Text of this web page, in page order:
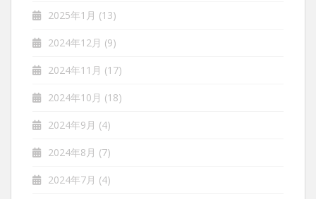
2025年1月 (13)
2024年12月 (9)
2024年11月 (17)
2024年10月 (18)
2024年9月 (4)
2024年8月 (7)
2024年7月 (4)